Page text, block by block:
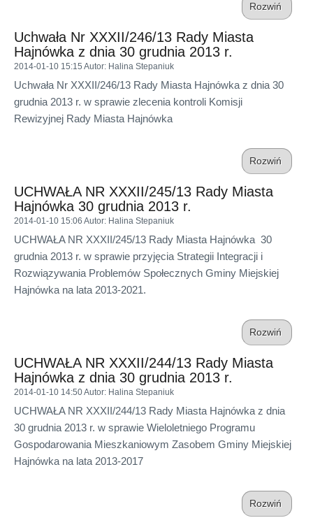
Rozwiń
Uchwała Nr XXXII/246/13 Rady Miasta
Hajnówka z dnia 30 grudnia 2013 r.
2014-01-10 15:15 Autor: Halina Stepaniuk
Uchwała Nr XXXII/246/13 Rady Miasta Hajnówka z dnia 30
grudnia 2013 r. w sprawie zlecenia kontroli Komisji
Rewizyjnej Rady Miasta Hajnówka
Rozwiń
UCHWAŁA NR XXXII/245/13 Rady Miasta
Hajnówka 30 grudnia 2013 r.
2014-01-10 15:06 Autor: Halina Stepaniuk
UCHWAŁA NR XXXII/245/13 Rady Miasta Hajnówka 30
grudnia 2013 r. w sprawie przyjęcia Strategii Integracji i
Rozwiązywania Problemów Społecznych Gminy Miejskiej
Hajnówka na lata 2013-2021.
Rozwiń
UCHWAŁA NR XXXII/244/13 Rady Miasta
Hajnówka z dnia 30 grudnia 2013 r.
2014-01-10 14:50Autor: Halina Stepaniuk
UCHWAŁA NR XXXII/244/13 Rady Miasta Hajnówka z dnia
30 grudnia 2013 r. w sprawie Wieloletniego Programu
Gospodarowania Mieszkaniowym Zasobem Gminy Miejskiej
Hajnówka na lata 2013-2017
Rozwiń